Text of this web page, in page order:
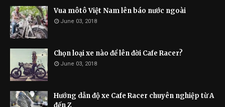
Vua môtô Việt Nam lên báo nước ngoài
June 03, 2018
Chọn loại xe nào để lên đời Cafe Racer?
June 03, 2018
Hướng dẫn độ xe Cafe Racer chuyên nghiệp từ A
đến Z